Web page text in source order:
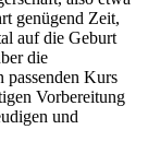
genügend Zeit,
auf die Geburt
die
passenden Kurs
Vorbereitung
und